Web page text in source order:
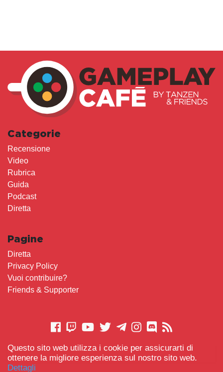
Questo sito web utilizza i cookie per assicurarti di
ottenere la migliore esperienza sul nostro sito web.
Dettagli
Categorie
Recensione
Video
Rubrica
Guida
Podcast
Diretta
Pagine
Diretta
Privacy Policy
Vuoi contribuire?
Friends & Supporter
CONTATTACI